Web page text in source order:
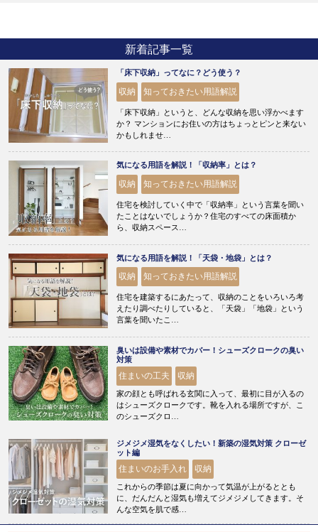
新着記事一覧
「床下収納」ってなに？どう使う？
収納 知っておきたい用語解説
「床下収納」というと、どんな収納を思い浮かべます
か？ マンションにお住いの方はちょっとピンと来ない
かもしれませ…
気になる用語を解説！「収納率」とは？
収納 知っておきたい用語解説
住宅を検討していく中で「収納率」という言葉を聞い
たことはないでしょうか？住宅のすべての床面積か
ら、収納スペース…
気になる用語を解説！「天袋・地袋」とは？
収納 知っておきたい用語解説
住宅を建築するにあたって、収納のことをいろいろ考
えたり調べたりしていると、「天袋」「地袋」という
言葉を聞いたこ…
臭いは設備や素材でカバー！シューズクロークの臭い
対策
住まいの工夫 収納
家の顔とも呼ばれる玄関に入って、最初に目が入るの
はシューズクロークです。靴を入れる場所ですが、こ
のシューズクロ…
ジメジメ湿気をなくしたい！新築の湿気対策 クローゼ
ット編
住まいのお手入れ 収納
これからの季節は夏に向かって気温が上がるととも
に、だんだんと湿気も増えてジメジメしてきます。そ
んな空気を肌で感…